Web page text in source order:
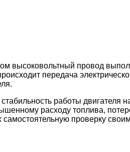
высоковольтный провод
передача
работы двигателя
расходу топлива,
проверку